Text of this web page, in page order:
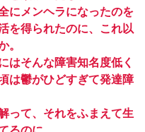
にメンヘラになったのを
を得られたのに、これ以
。
はそんな障害知名度低く
は鬱がひどすぎて発達障
って、それをふまえて生